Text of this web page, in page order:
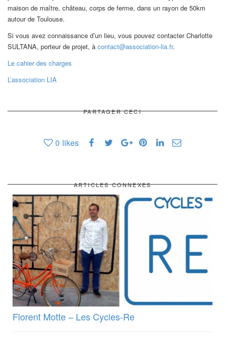
maison de maître, château, corps de ferme, dans un rayon de 50km
autour de Toulouse.
Si vous avez connaissance d’un lieu, vous pouvez contacter Charlotte
SULTANA, porteur de projet, à contact@association-lia.fr.
Le cahier des charges
L’association LIA
PARTAGER CECI
0 likes
ARTICLES CONNEXES
Florent Motte – Les Cycles-Re